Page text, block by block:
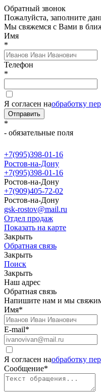
Обратный звонок
Пожалуйста, заполните
Мы свяжемся с Вами в
Имя
*
Телефон
*
Я согласен наобработку
Отправить
*
- обязательные поля
+7(995)398-01-16
Ростов-на-Дону
+7(995)398-01-16
Ростов-на-Дону
+7(909)405-72-02
Ростов-на-Дону
gsk-rostov@mail.ru
Отдел продаж
Показать на карте
Закрыть
Обратная связь
Закрыть
Поиск
Закрыть
Наш адрес
Обратная связь
Напишите нам и мы
Имя*
E-mail*
Я согласен наобработку
Сообщение*